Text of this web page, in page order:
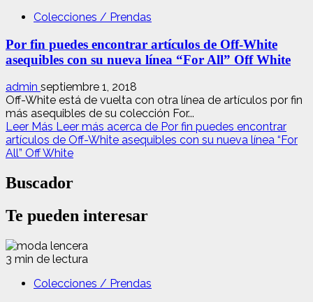
Colecciones / Prendas
Por fin puedes encontrar artículos de Off-White
asequibles con su nueva línea “For All” Off White
admin septiembre 1, 2018
Off-White está de vuelta con otra línea de artículos por fin
más asequibles de su colección For...
Leer Más Leer más acerca de Por fin puedes encontrar
artículos de Off-White asequibles con su nueva línea “For
All” Off White
Buscador
Te pueden interesar
3 min de lectura
Colecciones / Prendas